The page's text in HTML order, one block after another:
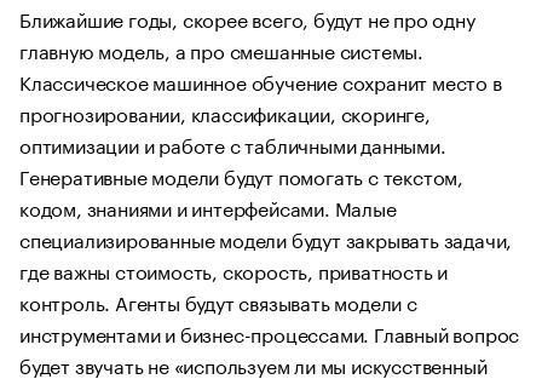
Ближайшие годы, скорее всего, будут не про одну
главную модель, а про смешанные системы.
Классическое машинное обучение сохранит место в
прогнозировании, классификации, скоринге,
оптимизации и работе с табличными данными.
Генеративные модели будут помогать с текстом,
кодом, знаниями и интерфейсами. Малые
специализированные модели будут закрывать задачи,
где важны стоимость, скорость, приватность и
контроль. Агенты будут связывать модели с
инструментами и бизнес-процессами. Главный вопрос
будет звучать не «используем ли мы искусственный